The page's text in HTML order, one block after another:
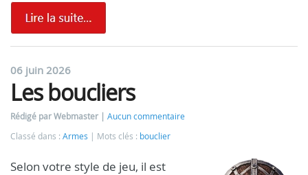
06 juin 2026
Les boucliers
Rédigé par Webmaster
Aucun commentaire
Classé dans : Armes Mots clés : bouclier
Selon votre style de jeu, il est